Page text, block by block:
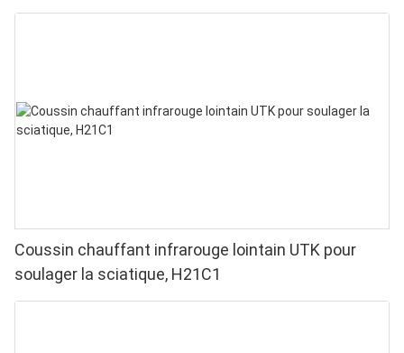
pour soulager les douleurs aux doigts et aux
Coussin chauffant infrarouge lointain UTK pour
soulager la sciatique, H21C1